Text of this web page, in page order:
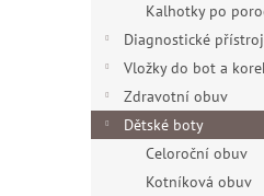
Kalhotky po
Diagnostické
Vložky do bot a
Zdravotní obuv
Dětské boty
Celoroční obuv
Kotníková obuv